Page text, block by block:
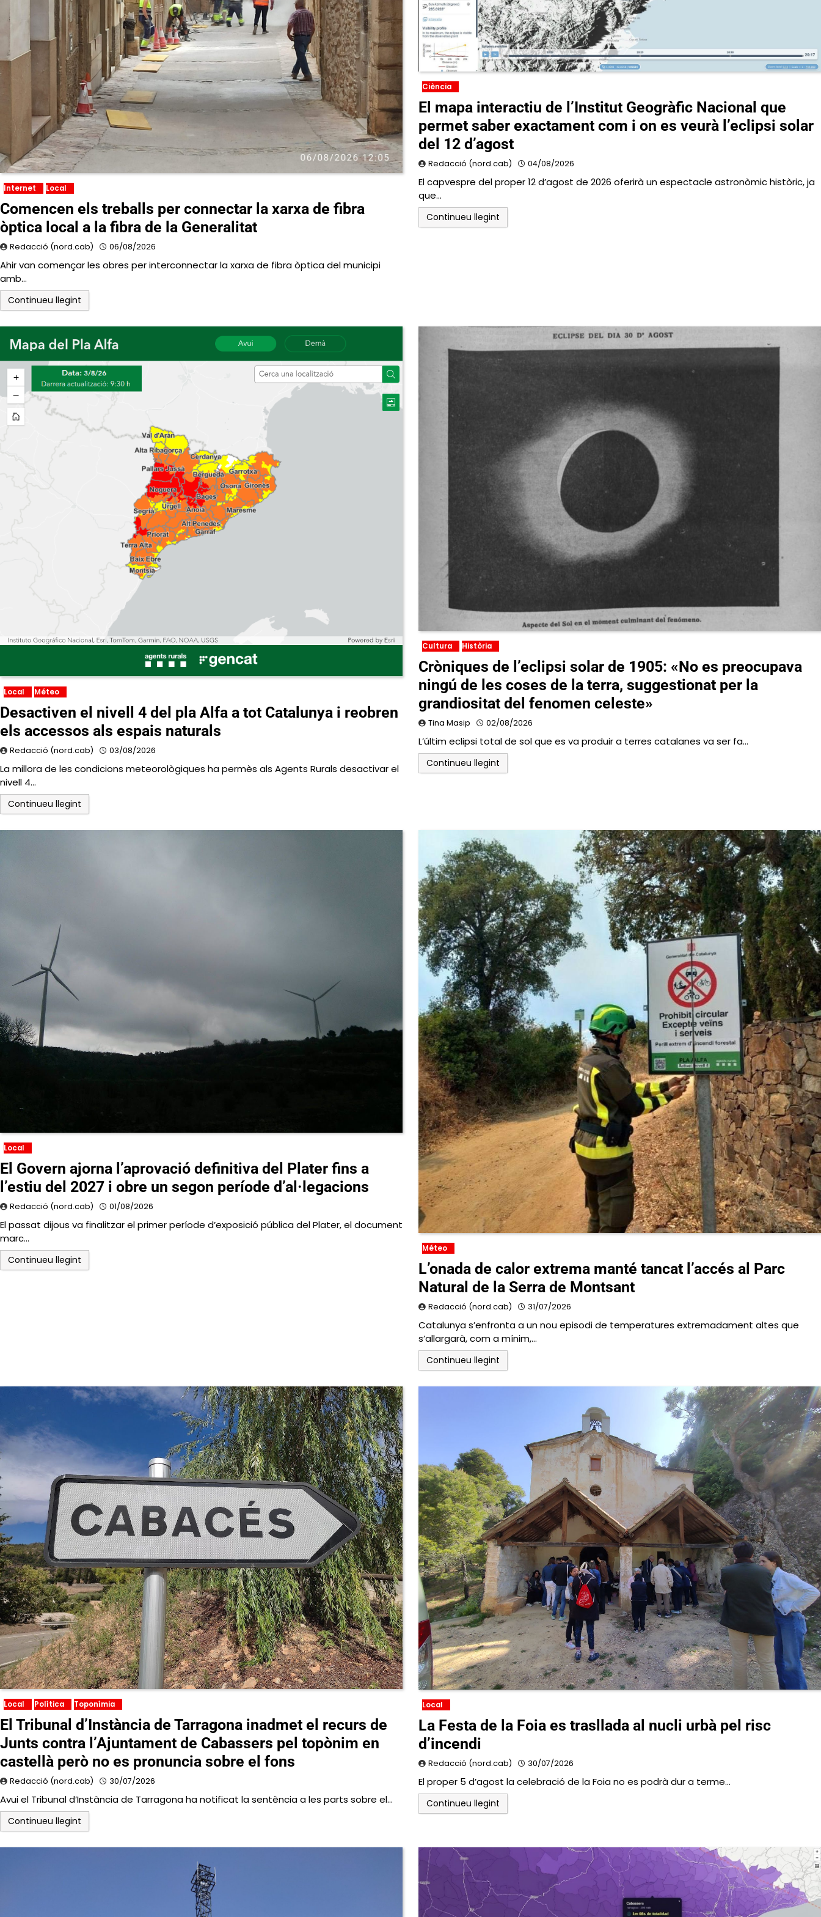
Internet Local
Comencen els treballs per connectar la xarxa de fibra
òptica local a la fibra de la Generalitat
Redacció (nord.cab) 06/08/2026
Ahir van començar les obres per interconnectar la xarxa de fibra òptica del municipi
amb…
Continueu llegint
Ciència
El mapa interactiu de l’Institut Geogràfic Nacional que
permet saber exactament com i on es veurà l’eclipsi solar
del 12 d’agost
Redacció (nord.cab) 04/08/2026
El capvespre del proper 12 d’agost de 2026 oferirà un espectacle astronòmic històric, ja
que…
Continueu llegint
Local Méteo
Desactiven el nivell 4 del pla Alfa a tot Catalunya i reobren
els accessos als espais naturals
Redacció (nord.cab) 03/08/2026
La millora de les condicions meteorològiques ha permès als Agents Rurals desactivar el
nivell 4…
Continueu llegint
Cultura Història
Cròniques de l’eclipsi solar de 1905: «No es preocupava
ningú de les coses de la terra, suggestionat per la
grandiositat del fenomen celeste»
Tina Masip 02/08/2026
L’últim eclipsi total de sol que es va produir a terres catalanes va ser fa…
Continueu llegint
Local
El Govern ajorna l’aprovació definitiva del Plater fins a
l’estiu del 2027 i obre un segon període d’al·legacions
Redacció (nord.cab) 01/08/2026
El passat dijous va finalitzar el primer període d’exposició pública del Plater, el document
marc…
Continueu llegint
Méteo
L’onada de calor extrema manté tancat l’accés al Parc
Natural de la Serra de Montsant
Redacció (nord.cab) 31/07/2026
Catalunya s’enfronta a un nou episodi de temperatures extremadament altes que
s’allargarà, com a mínim,…
Continueu llegint
Local Política Toponímia
El Tribunal d’Instància de Tarragona inadmet el recurs de
Junts contra l’Ajuntament de Cabassers pel topònim en
castellà però no es pronuncia sobre el fons
Redacció (nord.cab) 30/07/2026
Avui el Tribunal d’Instància de Tarragona ha notificat la sentència a les parts sobre el…
Continueu llegint
Local
La Festa de la Foia es trasllada al nucli urbà pel risc
d’incendi
Redacció (nord.cab) 30/07/2026
El proper 5 d’agost la celebració de la Foia no es podrà dur a terme…
Continueu llegint